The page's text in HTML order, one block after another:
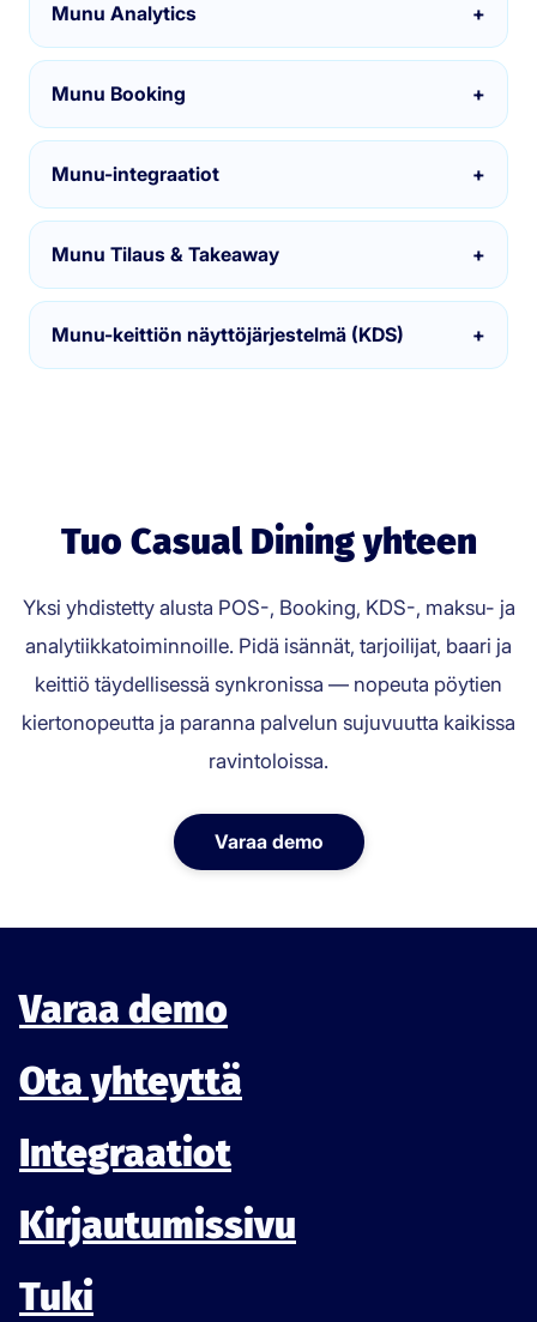
Munu Analytics +
Munu Booking +
Munu-integraatiot +
Munu Tilaus & Takeaway +
Munu-keittiön näyttöjärjestelmä (KDS) +
Tuo Casual Dining yhteen
Yksi yhdistetty alusta POS-, Booking, KDS-, maksu- ja
analytiikkatoiminnoille. Pidä isännät, tarjoilijat, baari ja
keittiö täydellisessä synkronissa — nopeuta pöytien
kiertonopeutta ja paranna palvelun sujuvuutta kaikissa
ravintoloissa.
Varaa demo
Varaa demo
Ota yhteyttä
Integraatiot
Kirjautumissivu
Tuki